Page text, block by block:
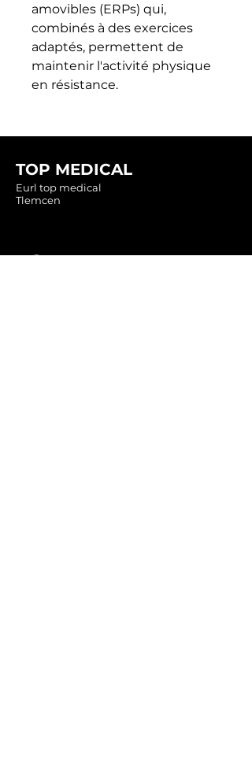
amovibles (ERPs) qui,
combinés à des exercices
adaptés, permettent de
maintenir l'activité physique
en résistance.
TOP MEDICAL
Eurl top medical
Tlemcen